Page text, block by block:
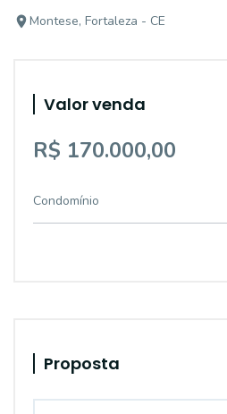
Montese, Fortaleza - CE
Valor venda
R$ 170.000,00
Condomínio
Proposta